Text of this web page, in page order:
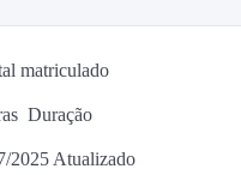
matriculado
Duração
2025 Atualizado